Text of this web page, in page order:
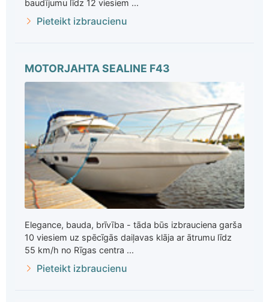
baudījumu līdz 12 viesiem ...
Pieteikt izbraucienu
MOTORJAHTA SEALINE F43
Elegance, bauda, brīvība - tāda būs izbrauciena garša
10 viesiem uz spēcīgās daiļavas klāja ar ātrumu līdz
55 km/h no Rīgas centra ...
Pieteikt izbraucienu